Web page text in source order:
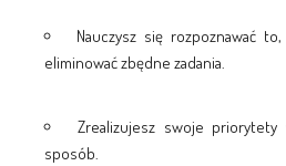
Nauczysz się rozpoznawać
eliminować zbędne zadania.
Zrealizujesz swoje priorytety
sposób.